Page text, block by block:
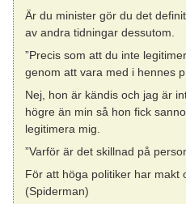
Är du minister gör du det
av andra tidningar dessutom.
”Precis som att du inte
genom att vara med i hennes
Nej, hon är kändis och jag är
högre än min så hon fick
legitimera mig.
”Varför är det skillnad på
För att höga politiker har makt
(Spiderman)